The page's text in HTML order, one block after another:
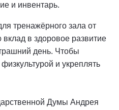
и инвентарь.
тренажёрного зала от
в здоровое развитие
день. Чтобы
и укреплять
Думы Андрея